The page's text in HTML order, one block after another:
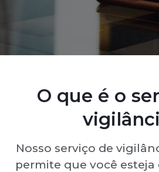
O que é o
Nosso serviço de
permite que você